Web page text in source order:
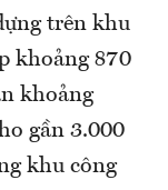
trên khu
khoảng 870
khoảng
gần 3.000
khu công